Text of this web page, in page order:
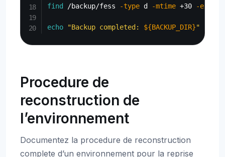
find
/backup/fess -type d -mtime +30 -exec
echo "Backup completed: ${BACKUP_DIR}"
Procedure de
reconstruction de
l’environnement
Documentez la procedure de reconstruction
complete d’un environnement pour la reprise